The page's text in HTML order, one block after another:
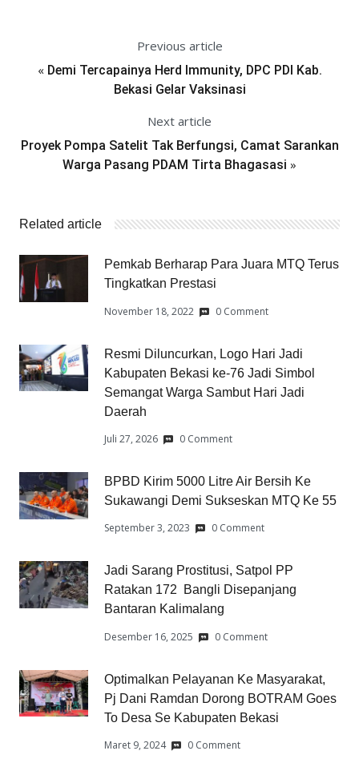
Previous article
« Demi Tercapainya Herd Immunity, DPC PDI Kab.
Bekasi Gelar Vaksinasi
Next article
Proyek Pompa Satelit Tak Berfungsi, Camat Sarankan
Warga Pasang PDAM Tirta Bhagasasi »
Related article
Pemkab Berharap Para Juara MTQ Terus
Tingkatkan Prestasi
November 18, 2022 0 Comment
Resmi Diluncurkan, Logo Hari Jadi
Kabupaten Bekasi ke-76 Jadi Simbol
Semangat Warga Sambut Hari Jadi
Daerah
Juli 27, 2026 0 Comment
BPBD Kirim 5000 Litre Air Bersih Ke
Sukawangi Demi Sukseskan MTQ Ke 55
September 3, 2023 0 Comment
Jadi Sarang Prostitusi, Satpol PP
Ratakan 172 Bangli Disepanjang
Bantaran Kalimalang
Desember 16, 2025 0 Comment
Optimalkan Pelayanan Ke Masyarakat,
Pj Dani Ramdan Dorong BOTRAM Goes
To Desa Se Kabupaten Bekasi
Maret 9, 2024 0 Comment